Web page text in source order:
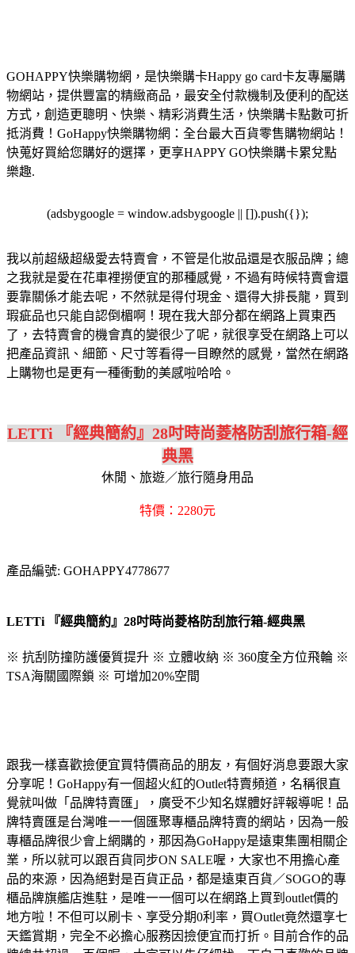
GOHAPPY快樂購物網，是快樂購卡Happy go card卡友專屬購
物網站，提供豐富的精緻商品，最安全付款機制及便利的配送
方式，創造更聰明、快樂、精彩消費生活，快樂購卡點數可折
抵消費！GoHappy快樂購物網：全台最大百貨零售購物網站！
快蒐好買給您購好的選擇，更享HAPPY GO快樂購卡累兌點
樂趣.
(adsbygoogle = window.adsbygoogle || []).push({});
我以前超級超級愛去特賣會，不管是化妝品還是衣服品牌；總
之我就是愛在花車裡撈便宜的那種感覺，不過有時候特賣會還
要靠關係才能去呢，不然就是得付現金、還得大排長龍，買到
瑕疵品也只能自認倒楣啊！現在我大部分都在網路上買東西
了，去特賣會的機會真的變很少了呢，就很享受在網路上可以
把產品資訊、細節、尺寸等看得一目瞭然的感覺，當然在網路
上購物也是更有一種衝動的美感啦哈哈。
LETTi 『經典簡約』28吋時尚菱格防刮旅行箱-經
典黑
休閒、旅遊／旅行隨身用品
特價：2280元
產品編號: GOHAPPY4778677
LETTi 『經典簡約』28吋時尚菱格防刮旅行箱-經典黑
※ 抗刮防撞防護優質提升 ※ 立體收納 ※ 360度全方位飛輪 ※
TSA海關國際鎖 ※ 可增加20%空間
跟我一樣喜歡撿便宜買特價商品的朋友，有個好消息要跟大家
分享呢！GoHappy有一個超火紅的Outlet特賣頻道，名稱很直
覺就叫做「品牌特賣匯」，廣受不少知名媒體好評報導呢！品
牌特賣匯是台灣唯一一個匯聚專櫃品牌特賣的網站，因為一般
專櫃品牌很少會上網購的，那因為GoHappy是遠東集團相關企
業，所以就可以跟百貨同步ON SALE喔，大家也不用擔心產
品的來源，因為絕對是百貨正品，都是遠東百貨／SOGO的專
櫃品牌旗艦店進駐，是唯一一個可以在網路上買到outlet價的
地方啦！不但可以刷卡、享受分期0利率，買Outlet竟然還享七
天鑑賞期，完全不必擔心服務因撿便宜而打折。目前合作的品